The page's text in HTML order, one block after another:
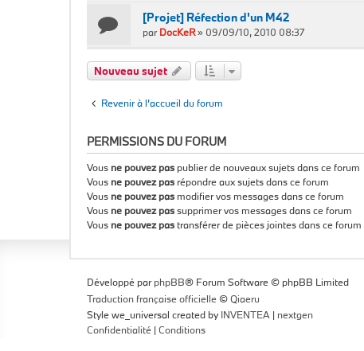
[Projet] Réfection d'un M42
parDocKeR» 09/09/10, 2010 08:37
Nouveau sujet
Revenir à l’accueil du forum
PERMISSIONS DU FORUM
Vous ne pouvez pas publier de nouveaux sujets dans ce forum
Vous ne pouvez pas répondre aux sujets dans ce forum
Vous ne pouvez pas modifier vos messages dans ce forum
Vous ne pouvez passupprimer vos messages dans ce forum
Vous ne pouvez pas transférer de pièces jointes dans ce forum
Développé parphpBB® Forum Software © phpBB Limited
Traduction française officielle ©Qiaeru
Style we_universal created byINVENTEA | nextgen
Confidentialité | Conditions